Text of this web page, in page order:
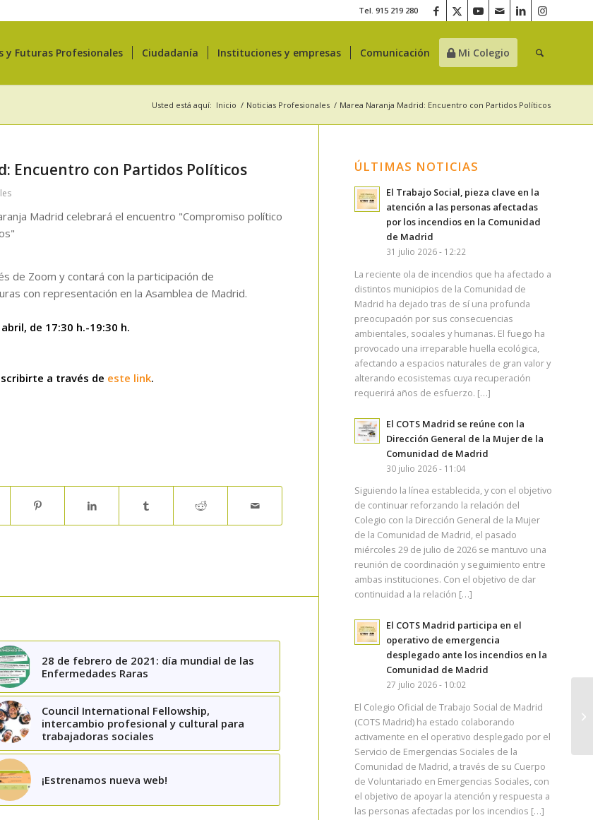
Tel. 915 219 280
y Futuras Profesionales Ciudadanía Instituciones y empresas Comunicación Mi Colegio
Usted está aquí: Inicio / Noticias Profesionales / Marea Naranja Madrid: Encuentro con Partidos Políticos
Encuentro con Partidos Políticos
Madrid celebrará el encuentro "Compromiso político
de Zoom y contará con la participación de
con representación en la Asamblea de Madrid.
de 17:30 h.-19:30 h.
a través de este link.
28 de febrero de 2021: día mundial de las
Enfermedades Raras
Council International Fellowship,
intercambio profesional y cultural para
trabajadoras sociales
¡Estrenamos nueva web!
ÚLTIMAS NOTICIAS
El Trabajo Social, pieza clave en la
atención a las personas afectadas
por los incendios en la Comunidad
de Madrid
31 julio 2026 - 12:22
La reciente ola de incendios que ha afectado a
distintos municipios de la Comunidad de
Madrid ha dejado tras de sí una profunda
preocupación por sus consecuencias
ambientales, sociales y humanas. El fuego ha
provocado una irreparable huella ecológica,
afectando a espacios naturales de gran valor y
alterando ecosistemas cuya recuperación
requerirá años de esfuerzo. […]
El COTS Madrid se reúne con la
Dirección General de la Mujer de la
Comunidad de Madrid
30 julio 2026 - 11:04
Siguiendo la línea establecida, y con el objetivo
de continuar reforzando la relación del
Colegio con la Dirección General de la Mujer
de la Comunidad de Madrid, el pasado
miércoles 29 de julio de 2026 se mantuvo una
reunión de coordinación y seguimiento entre
ambas instituciones. Con el objetivo de dar
continuidad a la relación […]
El COTS Madrid participa en el
operativo de emergencia
desplegado ante los incendios en la
Comunidad de Madrid
27 julio 2026 - 10:02
El Colegio Oficial de Trabajo Social de Madrid
(COTS Madrid) ha estado colaborando
activamente en el operativo desplegado por el
Servicio de Emergencias Sociales de la
Comunidad de Madrid, a través de su Cuerpo
de Voluntariado en Emergencias Sociales, con
el objetivo de apoyar la atención y respuesta a
las personas afectadas por los incendios […]